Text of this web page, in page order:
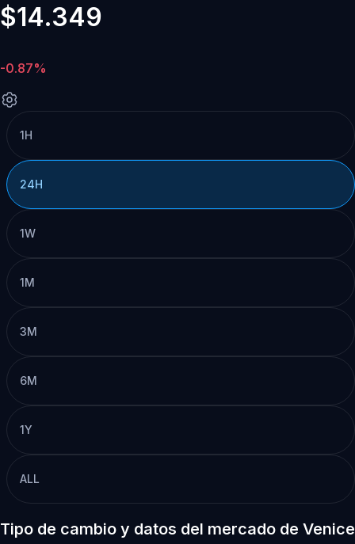
$14.349
-0.87%
1H
24H
1W
1M
3M
6M
1Y
ALL
Tipo de cambio y datos del mercado de Venice